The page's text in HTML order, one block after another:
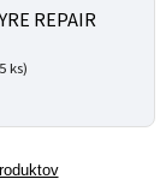
REPAIR
ks)